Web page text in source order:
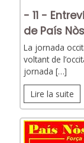
- 11 -
de País
La jornada
voltant de
jornada […]
Lire la suite